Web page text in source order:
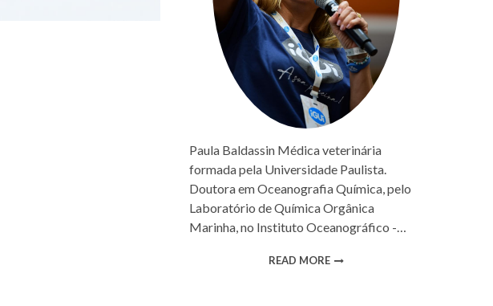
Paula Baldassin Médica veterinária
formada pela Universidade Paulista.
Doutora em Oceanografia Química, pelo
Laboratório de Química Orgânica
Marinha, no Instituto Oceanográfico -…
READ MORE